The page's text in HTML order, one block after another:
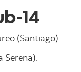
14
(Santiago).
Serena).